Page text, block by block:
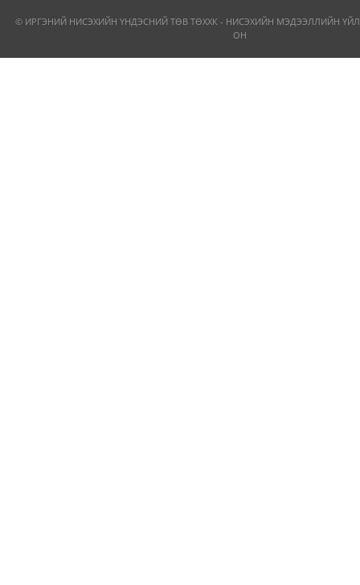
© ИРГЭНИЙ НИСЭХИЙН ҮНДЭСНИЙ ТӨВ ТӨХХК - НИСЭХИЙН МЭДЭЭЛЛИЙН
ОН